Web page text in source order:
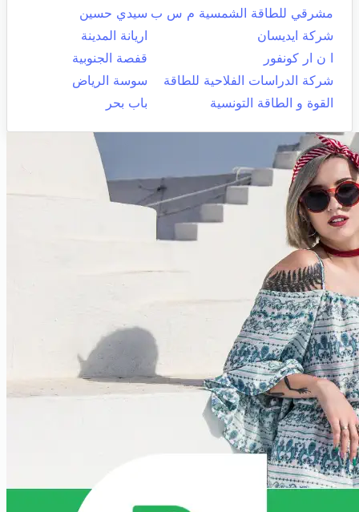
مشرقي للطاقة الشمسية م س ب سيدي حسين
شركة ايديسان
اريانة المدينة
ا ن ار كونفور
قفصة الجنوبية
شركة الدراسات الفلاحية للطاقة
سوسة الرياض
القوة و الطاقة التونسية
باب بحر